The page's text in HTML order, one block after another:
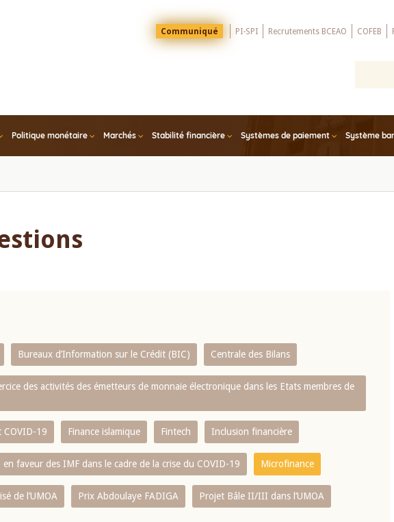
Menu
Top
Communiqué PI-SPI Recrutements BCEAO COFEB
Politique monétaire Marchés Stabilité financière Systèmes de paiement Système
Bureaux d’Information sur le Crédit (BIC) Centrale des Bilans
des activités des émetteurs de monnaie électronique dans les Etats membres de
COVID-19 Finance islamique Fintech Inclusion financière
en faveur des IMF dans le cadre de la crise du COVID-19 Microfinance
de l’UMOA Prix Abdoulaye FADIGA Projet Bâle II/III dans l’UMOA